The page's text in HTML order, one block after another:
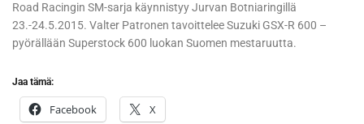
Road Racingin SM-sarja käynnistyy Jurvan Botniaringillä
23.-24.5.2015. Valter Patronen tavoittelee Suzuki GSX-R 600 –
pyörällään Superstock 600 luokan Suomen mestaruutta.
Jaa tämä:
Facebook X